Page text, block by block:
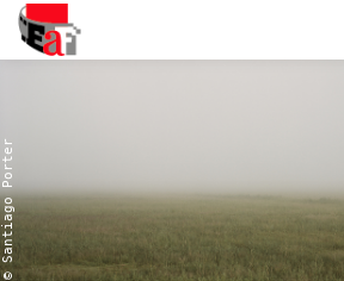
© Santiago Porter